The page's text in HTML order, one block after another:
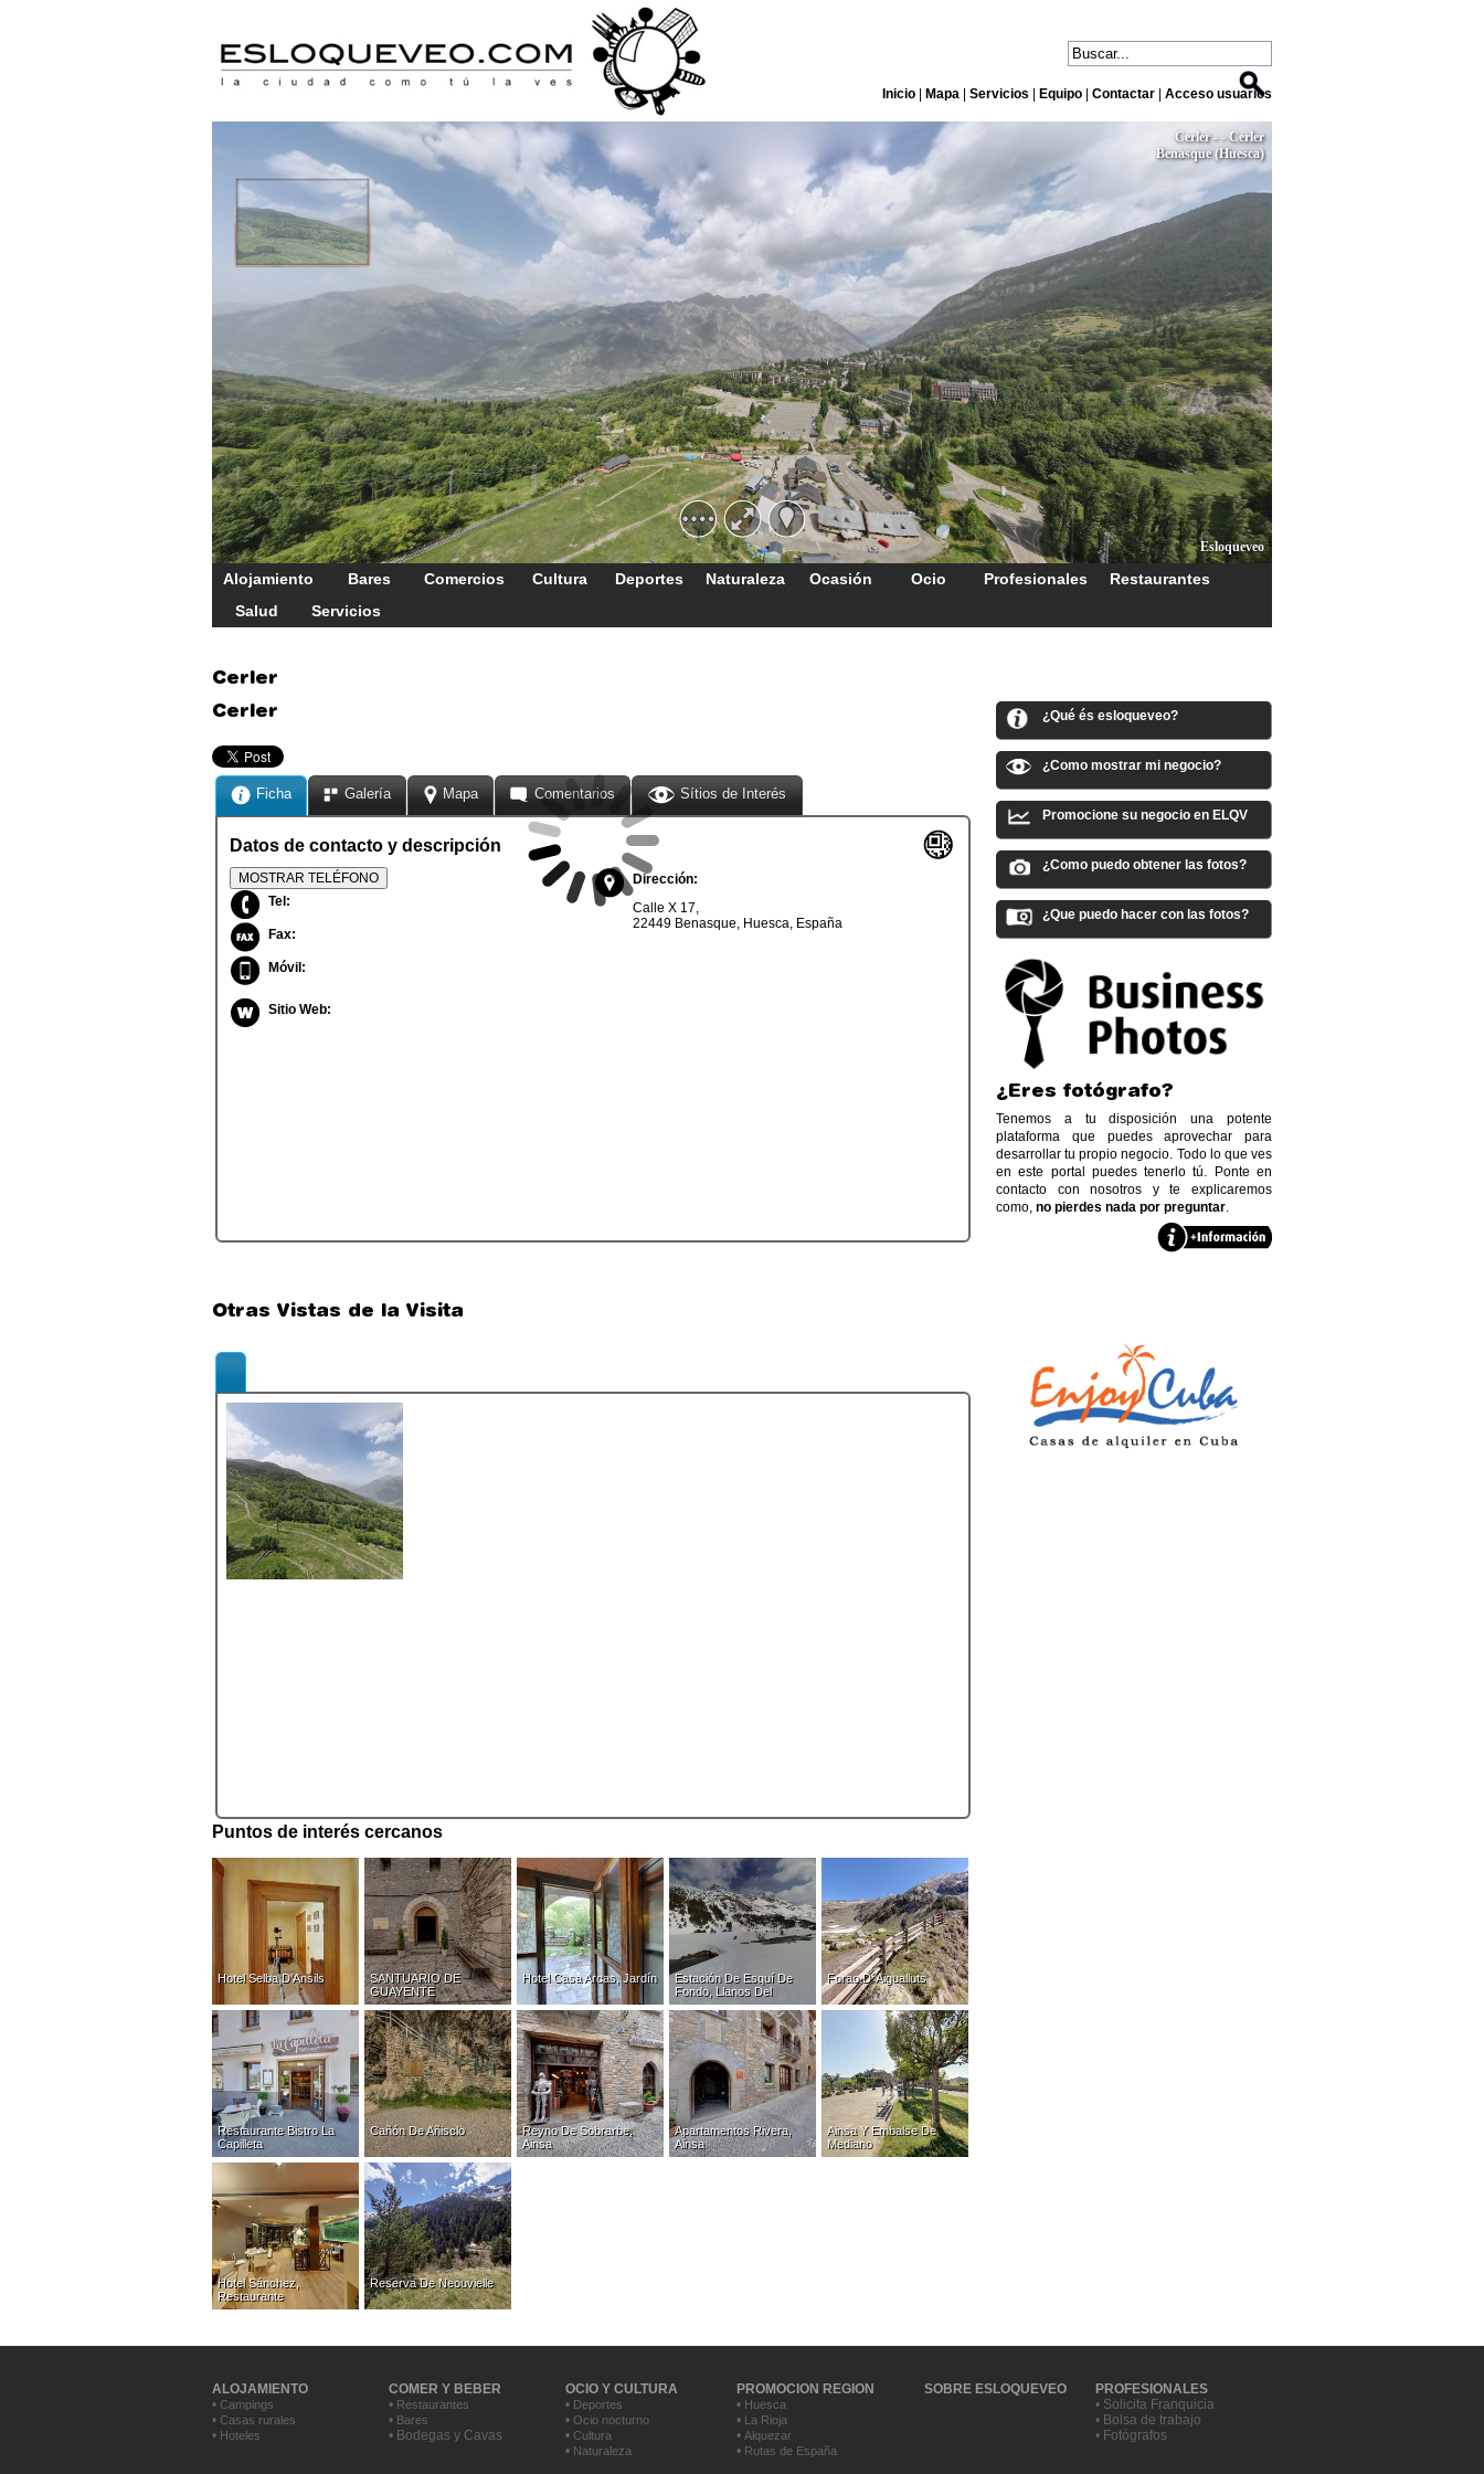
Inicio Mapa Servicios Equipo Contactar Acceso usuarios
Cerler - - Cerler
Benasque (Huesca)
Esloqueveo
Alojamiento Bares Comercios Cultura Deportes Naturaleza Ocasión Ocio Profesionales
Restaurantes
Salud
Servicios
Cerler
Cerler
Ficha Galería Mapa Comentarios Sítios de Interés
Datos de contacto y descripción
MOSTRAR TELÉFONO
Tel:
Fax:
Móvil:
Dirección:
Calle X 17,
22449 Benasque, Huesca, España
Sitio Web:
Otras Vistas de la Visita
Puntos de interés cercanos
Hotel Selba D'Ansils
SANTUARIO DE
GUAYENTE
Hotel Casa Arcas, Jardín
Estación De Esquí De
Fondo, Llanos Del
Hospital
Forao D´Aigualluts
Restaurante Bistro La
Capilleta
Cañón De Añisclo
Reyno De Sobrarbe,
Ainsa
Apartamentos Rivera,
Ainsa
Ainsa Y Embalse De
Mediano
Hotel Sánchez,
Restaurante
Reserva De Neouvielle
¿Qué és esloqueveo?
¿Como mostrar mi negocio?
Promocione su negocio en ELQV
¿Como puedo obtener las fotos?
¿Que puedo hacer con las fotos?
¿Eres fotógrafo?
Tenemos a tu disposición una potente
plataforma que puedes aprovechar para
desarrollar tu propio negocio. Todo lo que ves
en este portal puedes tenerlo tú. Ponte en
contacto con nosotros y te explicaremos
como, no pierdes nada por preguntar.
ALOJAMIENTO COMER Y BEBER OCIO Y CULTURA PROMOCION REGION SOBRE ESLOQUEVEO
PROFESIONALES
• Campings • Restaurantes • Deportes • Huesca
• Solicita Franquicia
• Casas rurales • Bares • Ocio nocturno • La Rioja
• Bolsa de trabajo
• Hoteles • Bodegas y Cavas • Cultura • Alquezar
• Fotógrafos
• Naturaleza • Rutas de España